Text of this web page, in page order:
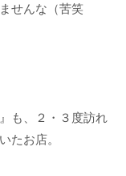
せんな（苦笑
も、２・３度訪れ
たお店。